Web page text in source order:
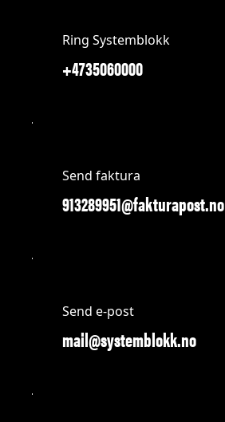
Ring Systemblokk
+4735060000
Send faktura
913289951@fakturapost.no
Send e-post
mail@systemblokk.no